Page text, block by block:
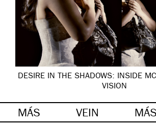
DESIRE IN THE SHADOWS: INSIDE
VISION
MÁS VEIN MÁS